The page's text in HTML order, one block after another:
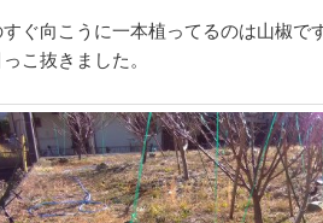
ぐ向こうに一本植ってるのは山椒で
こ抜きました。